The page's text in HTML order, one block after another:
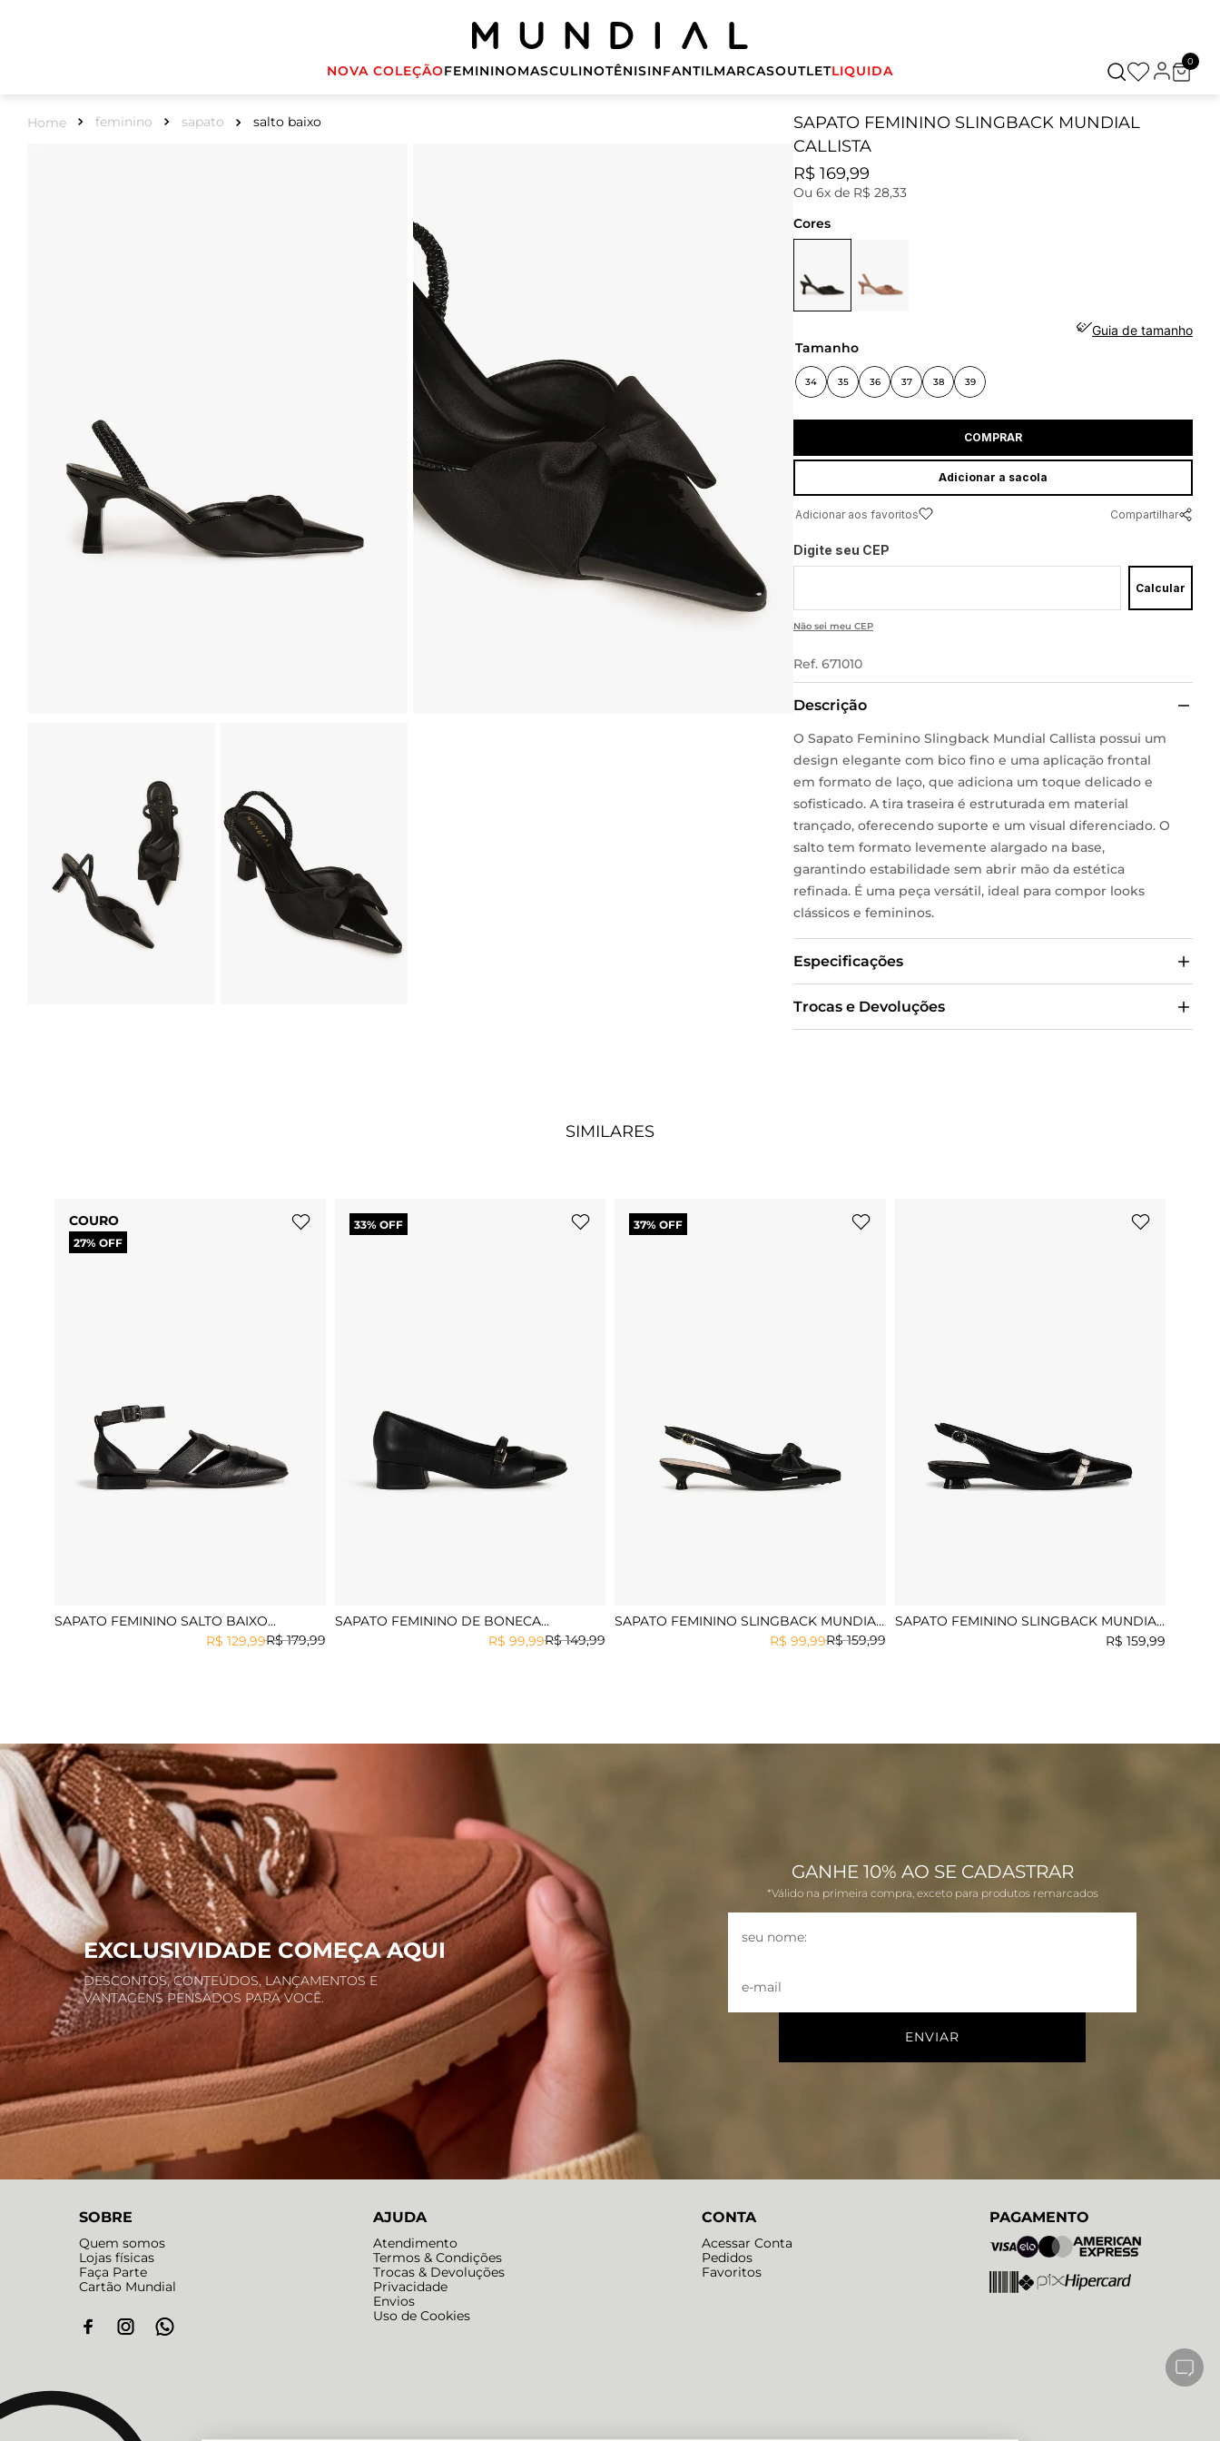
NOVA COLEÇÃOFEMININOMASCULINOTÊNISINFANTILMARCASOUTLETLIQUIDA
0
feminino sapato salto baixo
SAPATO FEMININO SLINGBACK MUNDIAL
CALLISTA
R$ 169,99
Ou 6x de R$ 28,33
Cores
Guia de tamanho
tamanho
34 35 36 37 38 39
COMPRAR
adicionar a sacola
Compartilhar
Digite seu CEP
Calcular
Não sei meu CEP
Ref. 671010
Descrição
O Sapato Feminino Slingback Mundial Callista possui um
design elegante com bico fino e uma aplicação frontal
em formato de laço, que adiciona um toque delicado e
sofisticado. A tira traseira é estruturada em material
trançado, oferecendo suporte e um visual diferenciado. O
salto tem formato levemente alargado na base,
garantindo estabilidade sem abrir mão da estética
refinada. É uma peça versátil, ideal para compor looks
clássicos e femininos.
Especificações
Trocas e Devoluções
SIMILARES
COURO
27% OFF
SAPATO FEMININO SALTO BAIXO
R$ 179,99
R$ 129,99
33% OFF
SAPATO FEMININO DE BONECA
R$ 149,99
R$ 99,99
37% OFF
SAPATO FEMININO SLINGBACK MUNDIAL
R$ 159,99
R$ 99,99
SAPATO FEMININO SLINGBACK MUNDIAL
R$ 159,99
EXCLUSIVIDADE COMEÇA AQUI
DESCONTOS, CONTEÚDOS, LANÇAMENTOS E
VANTAGENS PENSADOS PARA VOCÊ.
GANHE 10% AO SE CADASTRAR
*Válido na primeira compra, exceto para produtos remarcados
SOBRE
Quem somos
Lojas físicas
Faça Parte
Cartão Mundial
AJUDA
Atendimento
Termos & Condições
Trocas & Devoluções
Privacidade
Envios
Uso de Cookies
CONTA
Acessar Conta
Pedidos
Favoritos
PAGAMENTO